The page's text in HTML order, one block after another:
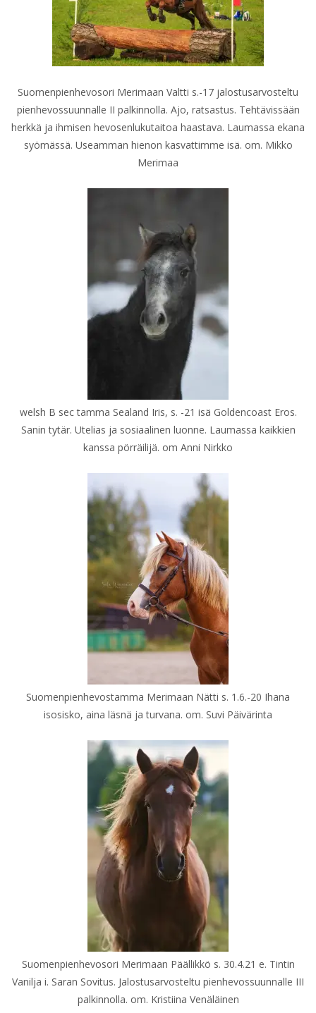
Suomenpienhevosori Merimaan Valtti s.-17 jalostusarvosteltu
pienhevossuunnalle II palkinnolla. Ajo, ratsastus. Tehtävissään
herkkä ja ihmisen hevosenlukutaitoa haastava. Laumassa ekana
syömässä. Useamman hienon kasvattimme isä. om. Mikko
Merimaa
welsh B sec tamma Sealand Iris, s. -21 isä Goldencoast Eros.
Sanin tytär. Utelias ja sosiaalinen luonne. Laumassa kaikkien
kanssa pörräilijä. om Anni Nirkko
Suomenpienhevostamma Merimaan Nätti s. 1.6.-20 Ihana
isosisko, aina läsnä ja turvana. om. Suvi Päivärinta
Suomenpienhevosori Merimaan Päällikkö s. 30.4.21 e. Tintin
Vanilja i. Saran Sovitus. Jalostusarvosteltu pienhevossuunnalle III
palkinnolla. om. Kristiina Venäläinen